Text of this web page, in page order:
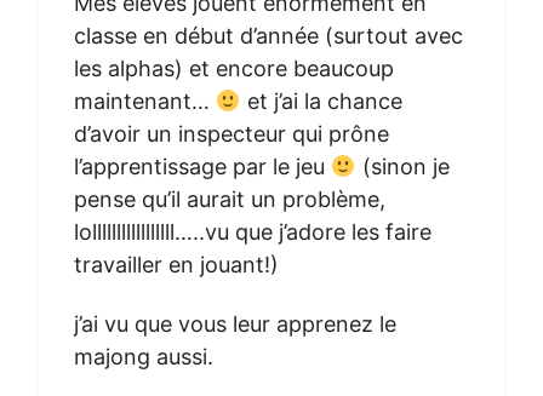
classe en début d’année (surtout avec
les alphas) et encore beaucoup
maintenant…
et j’ai la chance
d’avoir un inspecteur qui prône
l’apprentissage par le jeu
(sinon je
pense qu’il aurait un problème,
lolllllllllllllllll…..vu que j’adore les faire
travailler en jouant!)
j’ai vu que vous leur apprenez le
majong aussi.